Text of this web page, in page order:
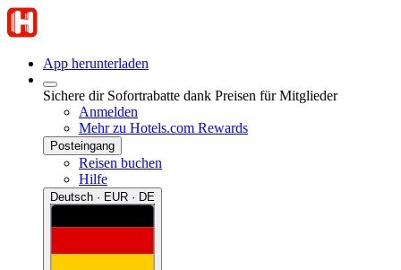
App herunterladen
Sichere dir Sofortrabatte dank Preisen für Mitglieder
Anmelden
Mehr zu Hotels.com Rewards
Posteingang
Reisen buchen
Hilfe
Deutsch · EUR · DE